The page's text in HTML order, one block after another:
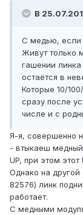
В
С медью, если
Живут только
гашении линка
остаётся в
Которые 10/
сразу после
числе и с
Я-я, совершенно
- втыкаеш медный
UP, при этом
Однако на
82576) линк
работает.
С медными